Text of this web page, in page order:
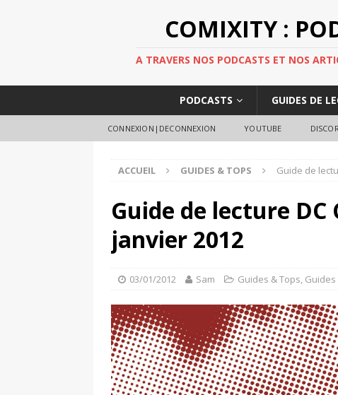
COMIXITY :
A TRAVERS NOS PODCASTS ET NOS
PODCASTS GUIDES DE
CONNEXION|DECONNEXION YOUTUBE
ACCUEIL GUIDES & TOPS Guide de
Guide de lecture DC
janvier 2012
03/01/2012 Sam Guides & Tops,